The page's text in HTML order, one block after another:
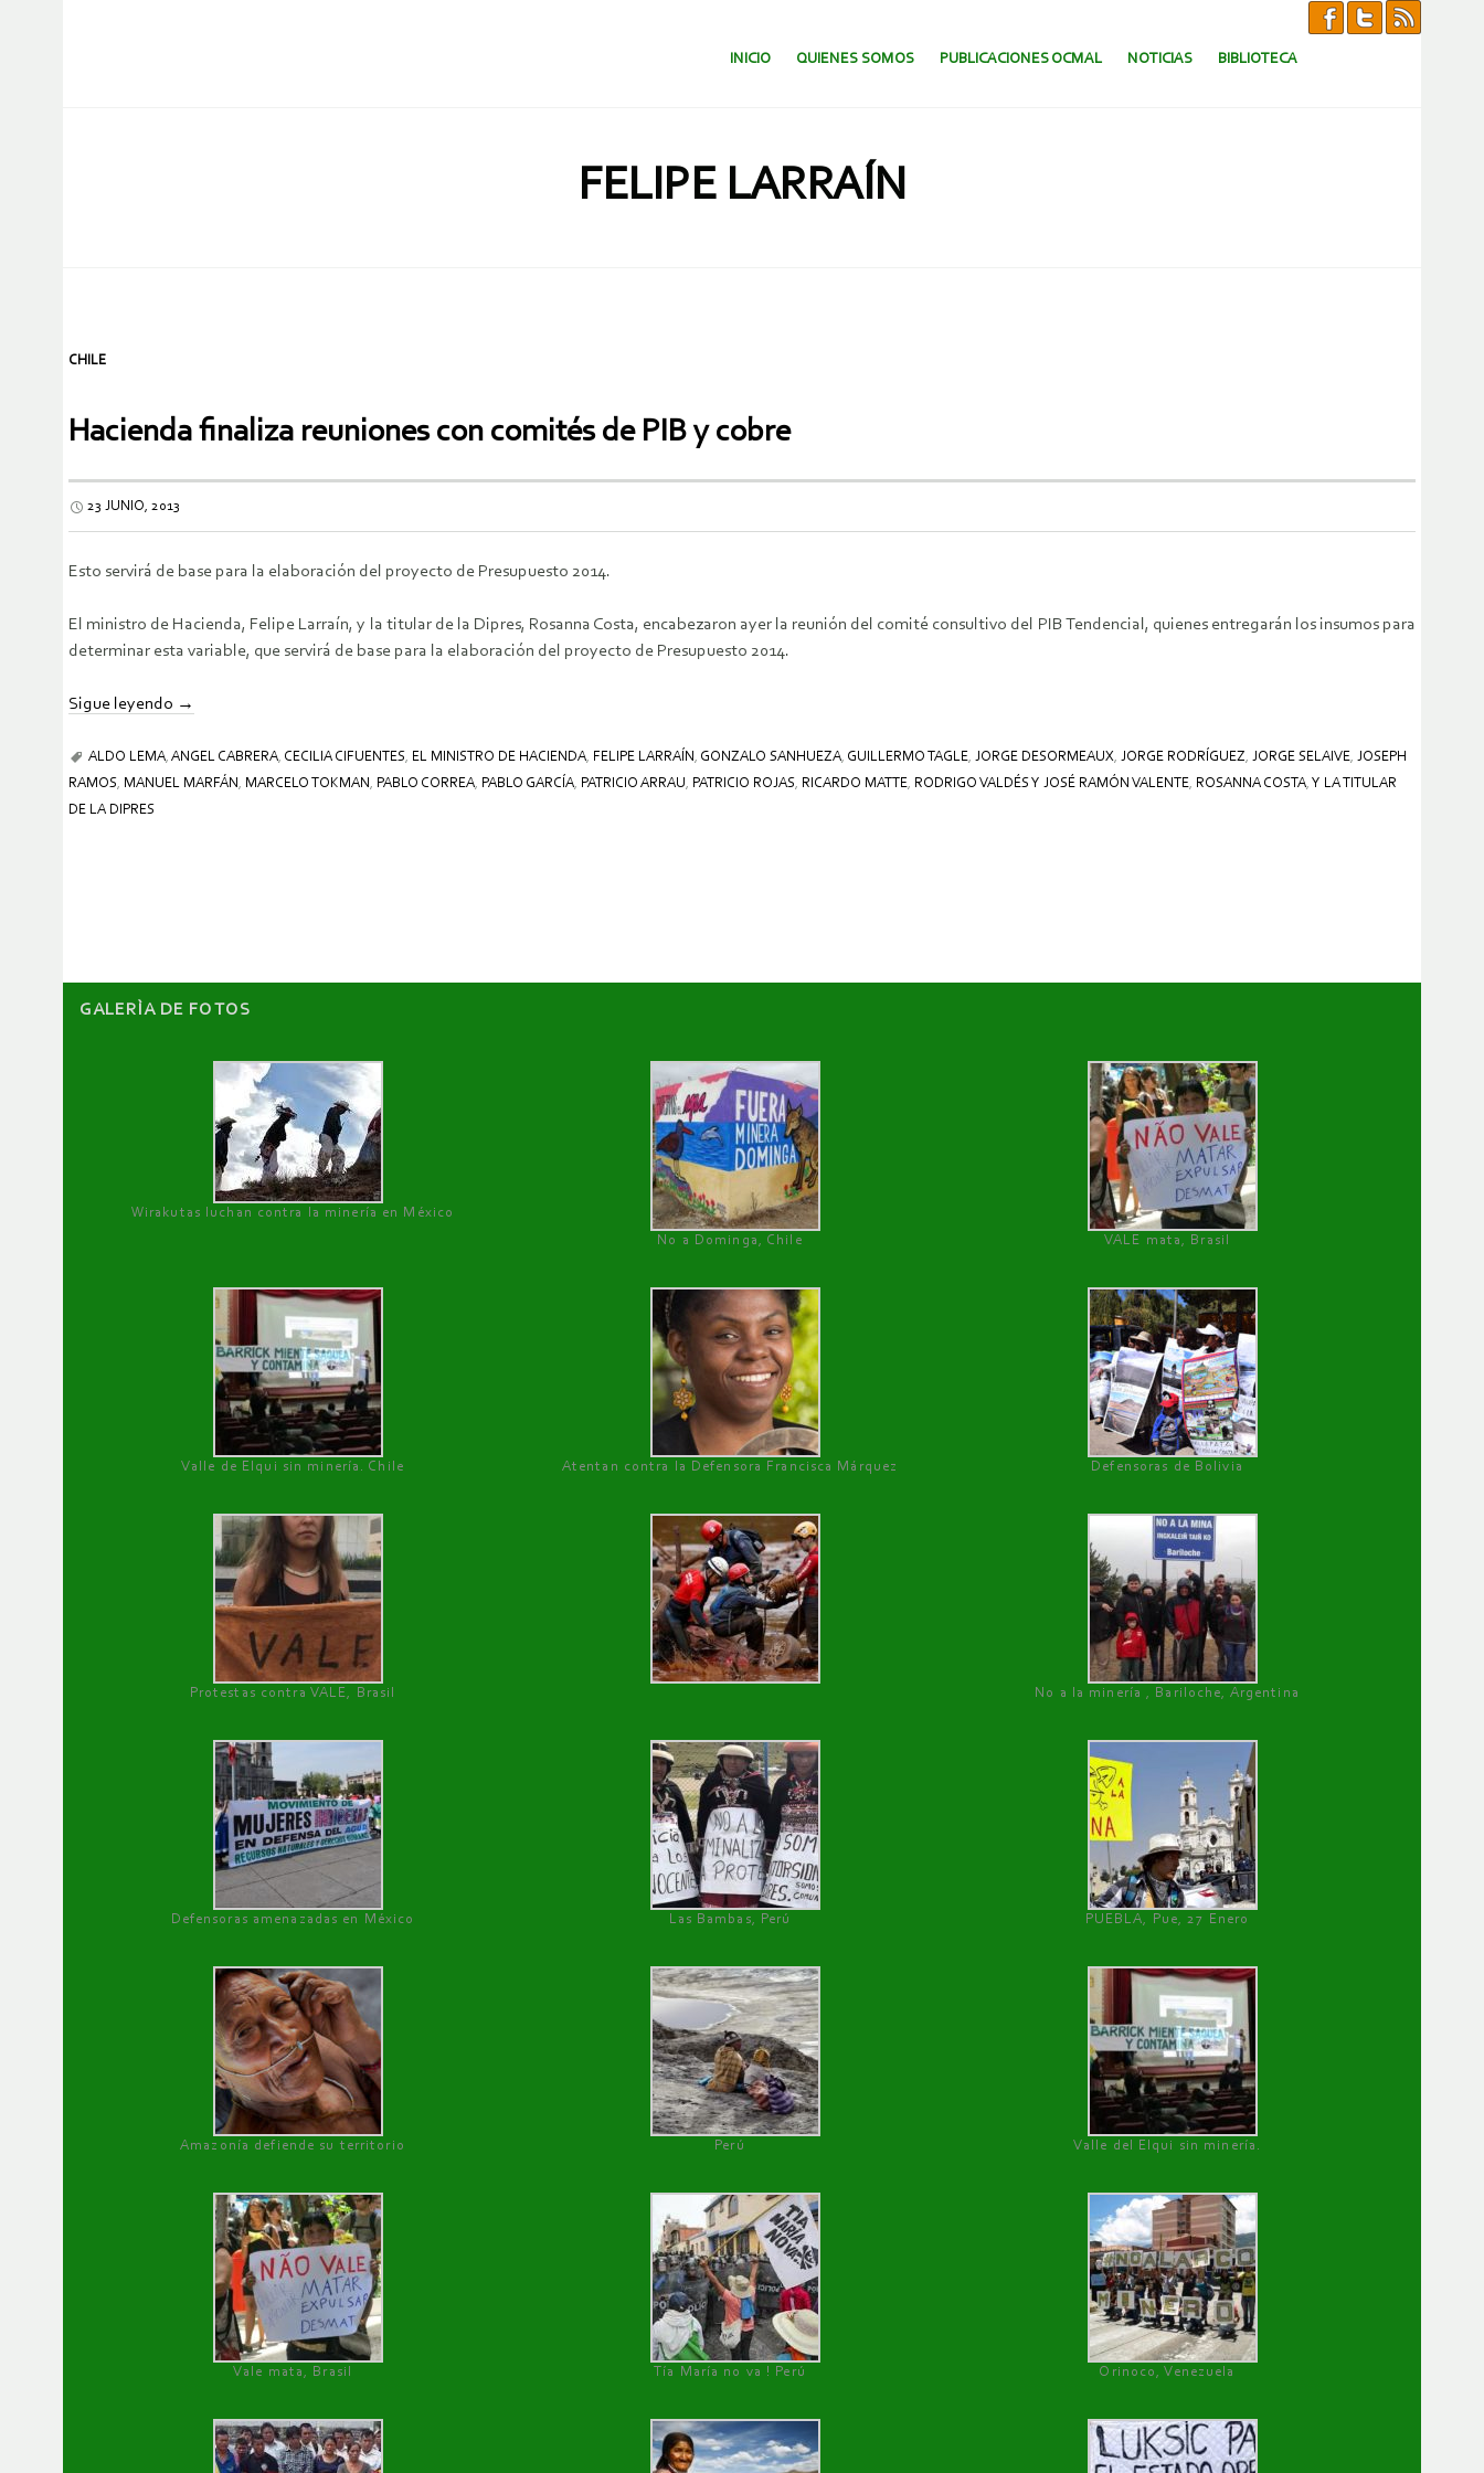
SALTAR AL CONTENIDO.
INICIO QUIENES SOMOS PUBLICACIONES OCMAL NOTICIAS BIBLIOTECA
FELIPE LARRAÍN
CHILE
Hacienda finaliza reuniones con comités de PIB y cobre
23 JUNIO, 2013
Esto servirá de base para la elaboración del proyecto de Presupuesto 2014.
El ministro de Hacienda, Felipe Larraín, y la titular de la Dipres, Rosanna Costa, encabezaron ayer la reunión del comité consultivo del PIB Tendencial, quienes entregarán los insumos para
determinar esta variable, que servirá de base para la elaboración del proyecto de Presupuesto 2014.
Sigue leyendo →
ALDO LEMA, ANGEL CABRERA, CECILIA CIFUENTES, EL MINISTRO DE HACIENDA, FELIPE LARRAÍN , GONZALO SANHUEZA, GUILLERMO TAGLE, JORGE DESORMEAUX, JORGE RODRÍGUEZ, JORGE SELAIVE, JOSEPH
RAMOS, MANUEL MARFÁN , MARCELO TOKMAN , PABLO CORREA, PABLO GARCÍA, PATRICIO ARRAU, PATRICIO ROJAS, RICARDO MATTE, RODRIGO VALDÉS Y JOSÉ RAMÓN VALENTE, ROSANNA COSTA, Y LA TITULAR
DE LA DIPRES
GALERÌA DE FOTOS
Wirakutas luchan contra la minería en México
No a Dominga, Chile
VALE mata, Brasil
Valle de Elqui sin minería. Chile Atentan contra la Defensora Francisca Márquez Defensoras de Bolivia
Protestas contra VALE, Brasil No a la minería , Bariloche, Argentina
Defensoras amenazadas en México Las Bambas, Perú PUEBLA, Pue, 27 Enero
Amazonía defiende su territorio Perú Valle del Elqui sin minería.
Vale mata, Brasil Tía María no va ! Perú Orinoco, Venezuela